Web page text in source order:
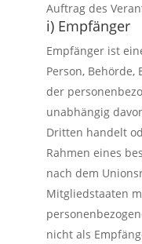
Auftrag des
i) Empfänger
Empfänger ist
Person,
der
unabhängig
Dritten handelt
Rahmen eines
nach dem
Mitgliedstaaten
nicht als